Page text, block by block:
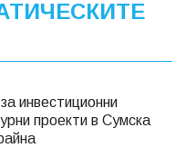
инвестиционни
проекти в Сумска